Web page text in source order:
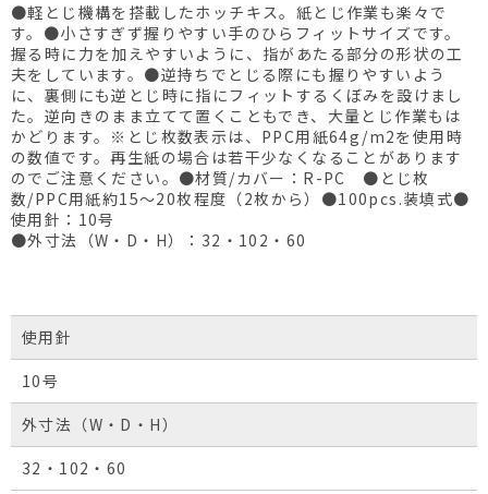
●軽とじ機構を搭載したホッチキス。紙とじ作業も楽々で
す。●小さすぎず握りやすい手のひらフィットサイズです。
握る時に力を加えやすいように、指があたる部分の形状の工
夫をしています。●逆持ちでとじる際にも握りやすいよう
に、裏側にも逆とじ時に指にフィットするくぼみを設けまし
た。逆向きのまま立てて置くこともでき、大量とじ作業もは
かどります。※とじ枚数表示は、PPC用紙64g/m2を使用時
の数値です。再生紙の場合は若干少なくなることがあります
のでご注意ください。●材質/カバー：R-PC ●とじ枚
数/PPC用紙約15～20枚程度（2枚から）●100pcs.装填式●
使用針：10号
●外寸法（W・D・H）：32・102・60
使用針
10号
外寸法（W・D・H）
32・102・60